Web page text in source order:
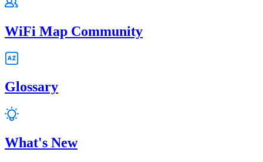
WiFi Map Community
Glossary
What's New